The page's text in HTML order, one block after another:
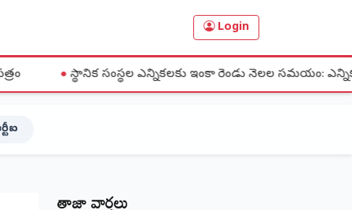
Login
సంస్థల ఎన్నికలకు ఇంకా రెండు నెలల సమయం: ఎన్నికల కమిషన్
తాజా వార్తలు